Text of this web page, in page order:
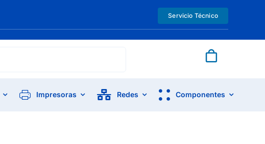
Servicio Técnico
Impresoras Redes Componentes